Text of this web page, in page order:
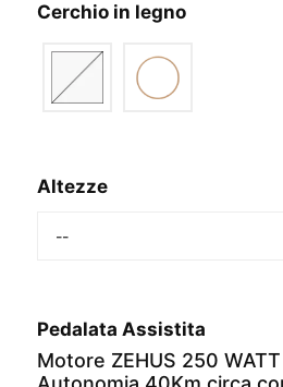
Cerchio in legno
Altezze
Pedalata Assistita
Motore ZEHUS 250